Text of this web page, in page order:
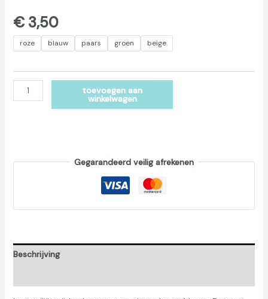
€3,50
roze blauw paars groen beige
toevoegen aan
winkelwagen
Gegarandeerd veilig afrekenen
Beschrijving